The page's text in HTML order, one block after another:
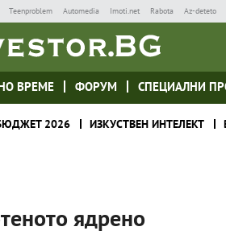
Teenproblem Automedia Imoti.net Rabota Az-deteto
ВРЕМЕ ФОРУМ СПЕЦИАЛНИ
2026 ИЗКУСТВЕН ИНТЕЛЕКТ
ядрено